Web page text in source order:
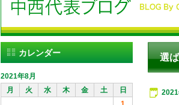
選
カレンダー
2021年8月
月
火 水 木 金 土
日